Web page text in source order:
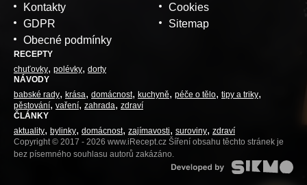
Kontakty
GDPR
Obecné podmínky
Cookies
Sitemap
RECEPTY
chuťovky polévky dorty
NÁVODY
babské rady krása domácnost kuchyně péče o tělo tipy a triky
pěstování vaření zahrada
zdraví
ČLÁNKY
aktuality bylinky domácnost zajímavosti suroviny zdraví
Copyright © 2017 - 2026 www.iRecept.cz Šíření obsahu těchto stránek je
bez písemného souhlasu autorů zakázáno.